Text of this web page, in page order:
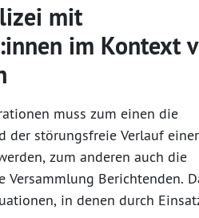
mit
im Kontext
muss zum einen die
der störungsfreie Verlauf einer
zum anderen auch die
Versammlung Berichtenden.
in denen durch